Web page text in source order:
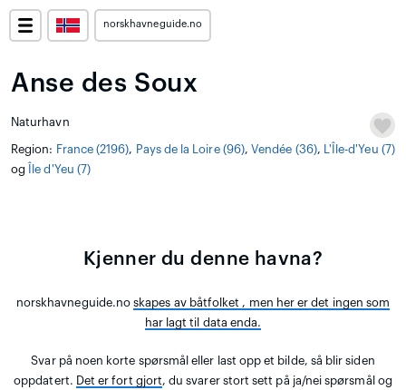
norskhavneguide.no
Anse des Soux
Naturhavn
Region: France (2196), Pays de la Loire (96),Vendée (36),
L'Île-d'Yeu (7)
og
Île d'Yeu (7)
Kjenner du denne havna?
norskhavneguide.noskapes av båtfolket , men her er det ingen som
har lagt til data enda.
Svar på noen korte spørsmål eller last opp et bilde, så blir siden
oppdatert. Det er fort gjort, du svarer stort sett på ja/nei spørsmål og